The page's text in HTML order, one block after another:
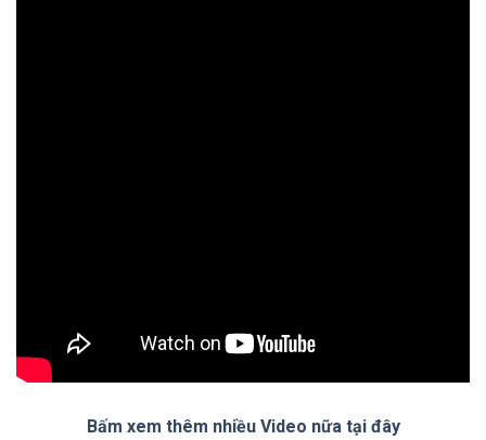
Bấm xem thêm nhiều Video nữa tại đây